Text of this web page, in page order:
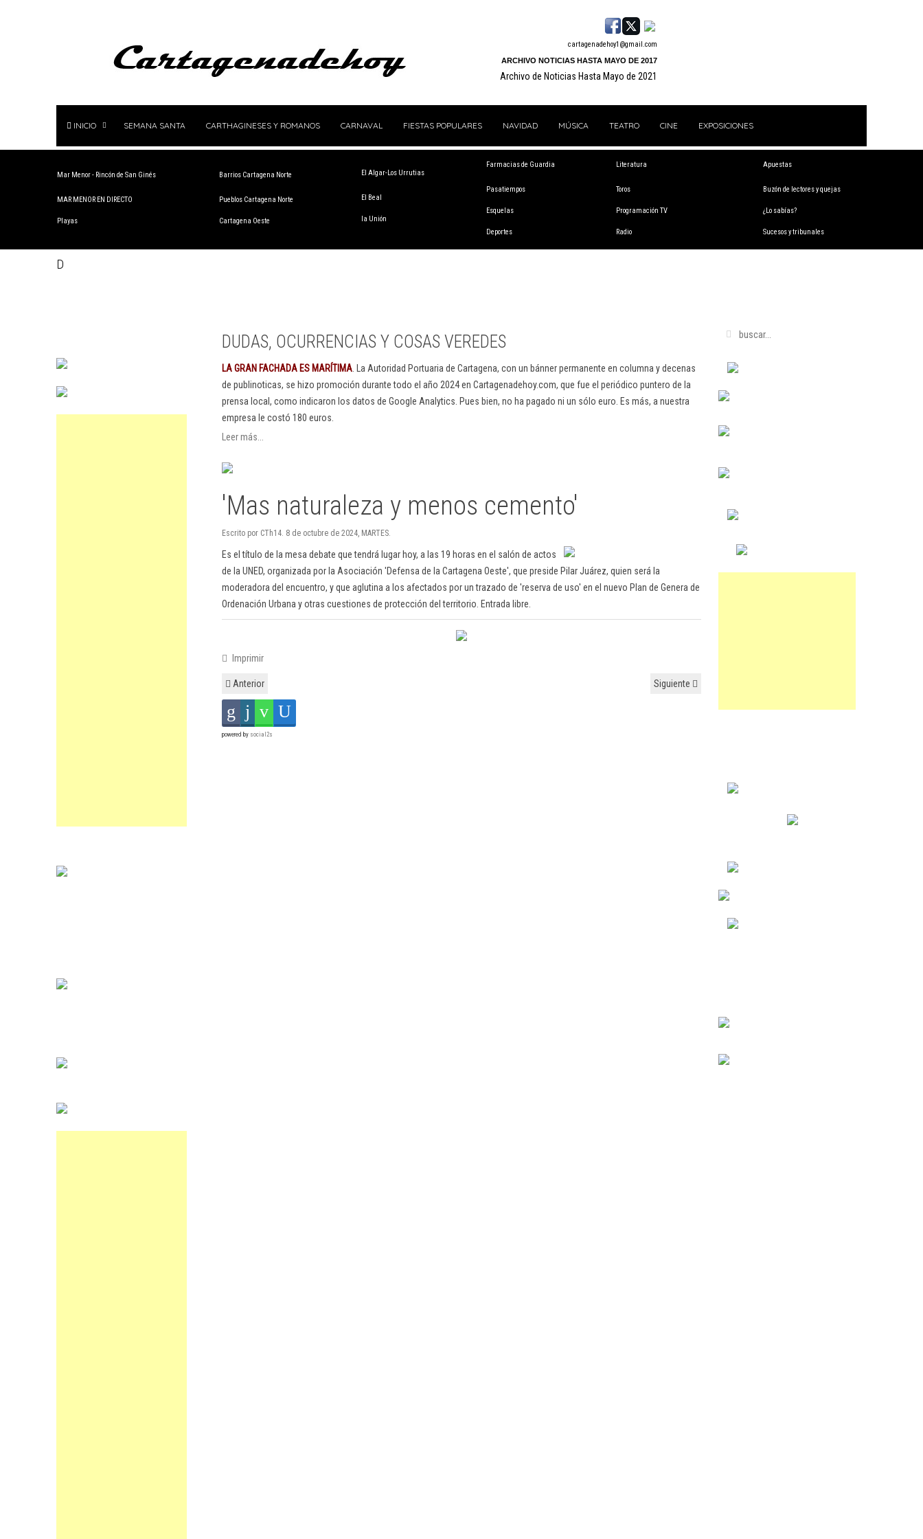
cartagenadehoy1@gmail.com
ARCHIVO NOTICIAS HASTA MAYO DE 2017
Archivo de Noticias Hasta Mayo de 2021
INICIO SEMANA SANTA CARTHAGINESES Y ROMANOS CARNAVAL FIESTAS POPULARES NAVIDAD MÚSICA TEATRO CINE EXPOSICIONES
Mar Menor - Rincón de San Ginés
MAR MENOR EN DIRECTO
Playas
Barrios Cartagena Norte
Pueblos Cartagena Norte
Cartagena Oeste
El Algar-Los Urrutias
El Beal
la Unión
Farmacias de Guardia
Pasatiempos
Esquelas
Deportes
Literatura
Toros
Programación TV
Radio
Apuestas
Buzón de lectores y quejas
¿Lo sabías?
Sucesos y tribunales
D
DUDAS, OCURRENCIAS Y COSAS VEREDES
LA GRAN FACHADA ES MARÍTIMA . La Autoridad Portuaria de Cartagena, con un bánner permanente en columna y decenas
de publinoticas, se hizo promoción durante todo el año 2024 en Cartagenadehoy.com, que fue el periódico puntero de la
prensa local, como indicaron los datos de Google Analytics. Pues bien, no ha pagado ni un sólo euro. Es más, a nuestra
empresa le costó 180 euros.
Leer más...
'Mas naturaleza y menos cemento'
Escrito por CTh14. 8 de octubre de 2024, MARTES.
Es el título de la mesa debate que tendrá lugar hoy, a las 19 horas en el salón de actos
de la UNED, organizada por la Asociación 'Defensa de la Cartagena Oeste', que preside Pilar Juárez, quien será la
moderadora del encuentro, y que aglutina a los afectados por un trazado de 'reserva de uso' en el nuevo Plan de Genera de
Ordenación Urbana y otras cuestiones de protección del territorio. Entrada libre.
Imprimir
Anterior Siguiente
powered by social2s